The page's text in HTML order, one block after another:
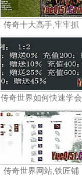
传奇十大高手,牢牢抓
传奇世界如何快速学会
传奇世界网站,铁匠铺